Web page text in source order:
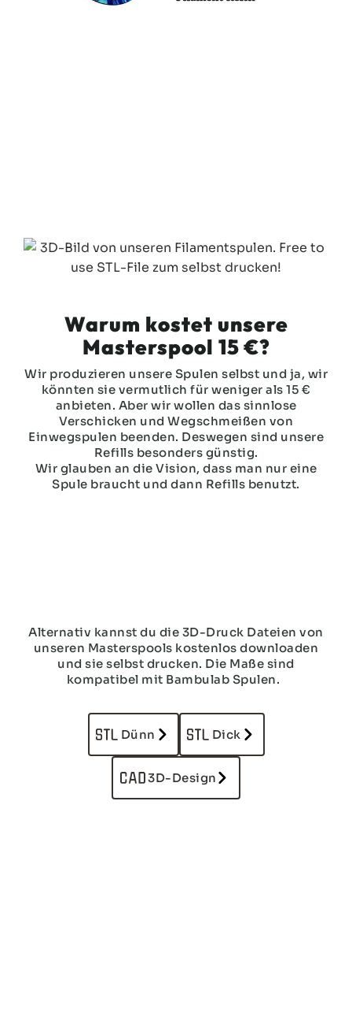
Warum kostet unsere
Masterspool 15 €?
Wir produzieren unsere Spulen selbst und ja, wir
könnten sie vermutlich für weniger als15 €
anbieten. Aber wir wollen das sinnlose
Verschicken und Wegschmeißen von
Einwegspulen beenden. Deswegen sind unsere
Refills besonders günstig.
Wir glauben an die Vision, dass man nur eine
Spule braucht und dann Refills benutzt.
Alternativ kannst du die 3D-Druck Dateien von
unseren Masterspools kostenlos downloaden
und sie selbst drucken. Die Maße sind
kompatibel mit Bambulab Spulen.
Dünn Dick
3D-Design